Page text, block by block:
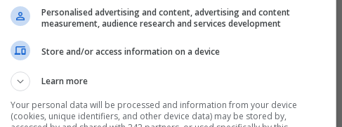
Personalised advertising and content, advertising and content
measurement, audience research and services development
Store and/or access information on a device
Learn more
Your personal data will be processed and information from your device
(cookies, unique identifiers, and other device data) may be stored by,